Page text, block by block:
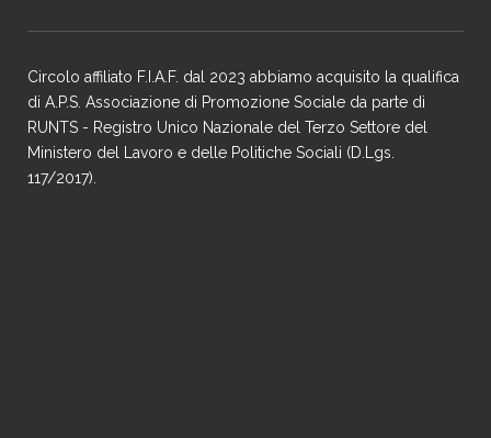
Circolo affiliato F.I.A.F. dal 2023 abbiamo acquisito la qualifica
di A.P.S. Associazione di Promozione Sociale da parte di
RUNTS - Registro Unico Nazionale del Terzo Settore del
Ministero del Lavoro e delle Politiche Sociali (D.Lgs.
117/2017).